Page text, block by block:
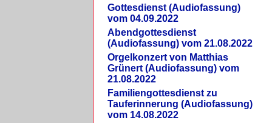
Gottesdienst (Audiofassung)
vom 04.09.2022
Abendgottesdienst
(Audiofassung) vom 21.08.2022
Orgelkonzert von Matthias
Grünert (Audiofassung) vom
21.08.2022
Familiengottesdienst zu
Tauferinnerung (Audiofassung)
vom 14.08.2022